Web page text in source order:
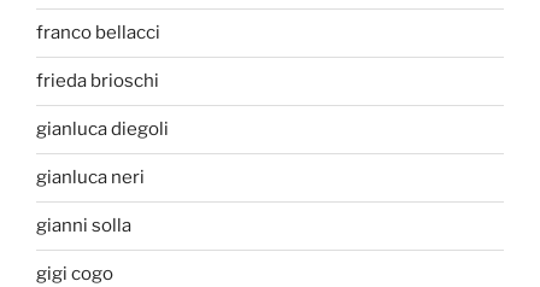
franco bellacci
frieda brioschi
gianluca diegoli
gianluca neri
gianni solla
gigi cogo